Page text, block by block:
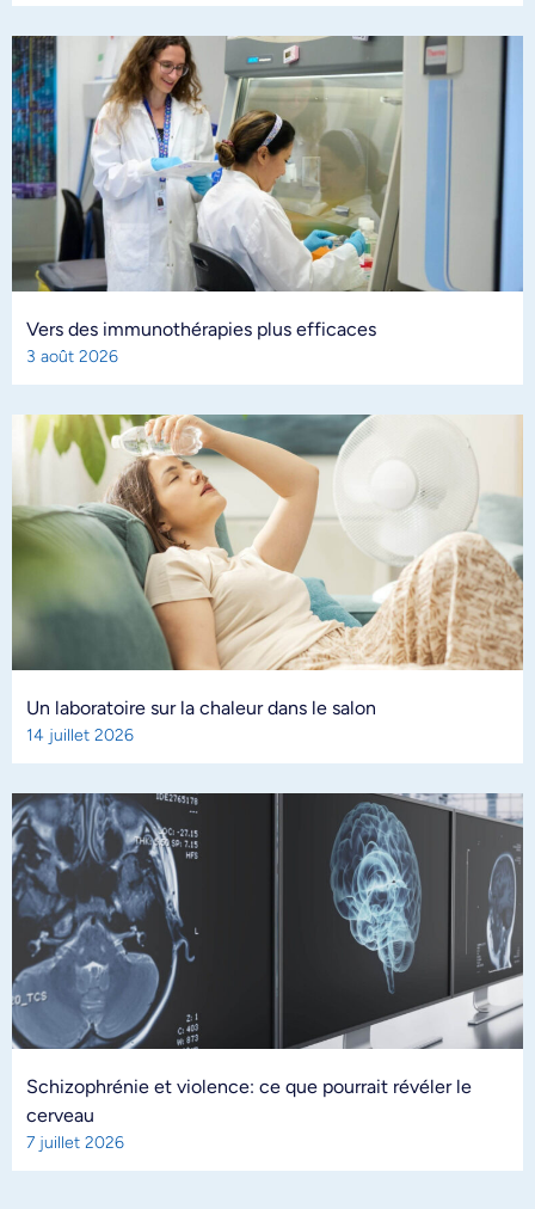
Vers des immunothérapies plus efficaces
3 août 2026
Un laboratoire sur la chaleur dans le salon
14 juillet 2026
Schizophrénie et violence: ce que pourrait révéler le
cerveau
7 juillet 2026